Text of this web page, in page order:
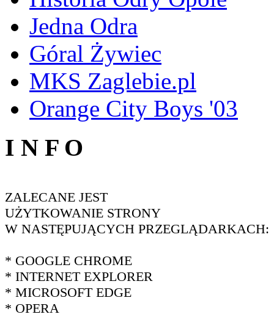
Jedna Odra
Góral Żywiec
MKS Zaglebie.pl
Orange City Boys '03
I N F O
ZALECANE JEST
UŻYTKOWANIE STRONY
W NASTĘPUJĄCYCH PRZEGLĄDARKACH:
* GOOGLE CHROME
* INTERNET EXPLORER
* MICROSOFT EDGE
* OPERA